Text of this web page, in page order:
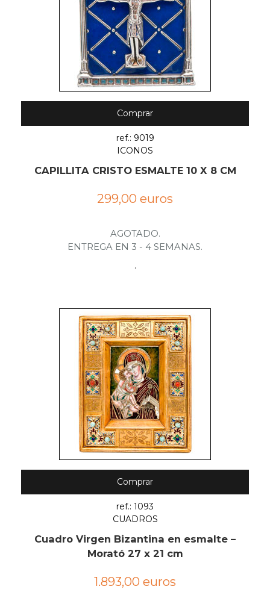
Comprar
ref.: 9019
ICONOS
CAPILLITA CRISTO ESMALTE 10 X 8 CM
299,00 euros
AGOTADO.
ENTREGA EN 3 - 4 SEMANAS.
.
Comprar
ref.: 1093
CUADROS
Cuadro Virgen Bizantina en esmalte –
Morató 27 x 21 cm
1.893,00 euros